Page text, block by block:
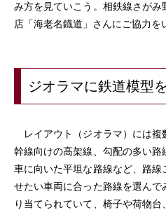
み方を見ていこう。相鉄線さがみ
店「海老名鐡道」さんにご協力を
ジオラマに鉄道模型
レイアウト（ジオラマ）には複
幹線向けの高架線、勾配の多い路
車に向いた平坦な路線など、路
せたい車両に合った路線を選んで
り当てられていて、椅子や荷物